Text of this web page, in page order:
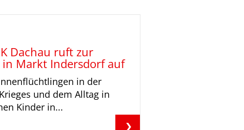
Dachau ruft zur
in Markt Indersdorf auf
in der
und dem Alltag in
Kinder in...